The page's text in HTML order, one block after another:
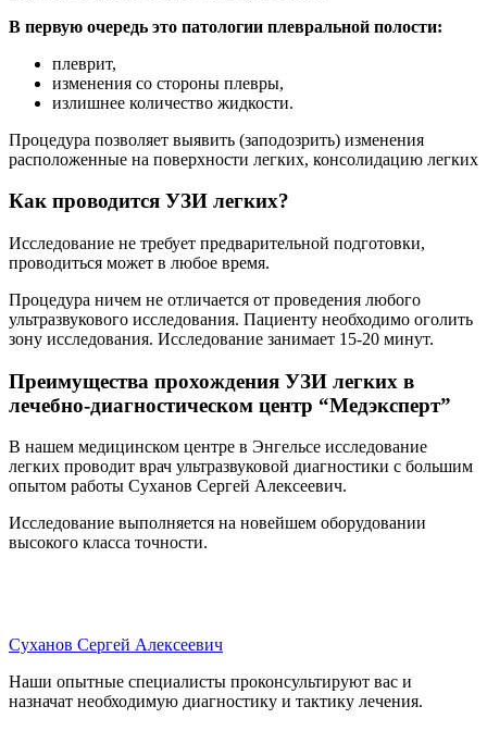
В первую очередь это патологии плевральной полости:
плеврит,
изменения со стороны плевры,
излишнее количество жидкости.
Процедура позволяет выявить (заподозрить) изменения
расположенные на поверхности легких, консолидацию легких
Как проводится УЗИ легких?
Исследование не требует предварительной подготовки,
проводиться может в любое время.
Процедура ничем не отличается от проведения любого
ультразвукового исследования. Пациенту необходимо оголить
зону исследования. Исследование занимает 15-20 минут.
Преимущества прохождения УЗИ легких в
лечебно-диагностическом центр “Медэксперт”
В нашем медицинском центре в Энгельсе исследование
легких проводит врач ультразвуковой диагностики с большим
опытом работы Суханов Сергей Алексеевич.
Исследование выполняется на новейшем оборудовании
высокого класса точности.
Суханов Сергей Алексеевич
Наши опытные специалисты проконсультируют вас и
назначат необходимую диагностику и тактику лечения.